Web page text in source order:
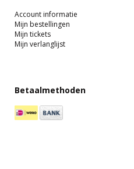
Account informatie
Mijn bestellingen
Mijn tickets
Mijn verlanglijst
Betaalmethoden